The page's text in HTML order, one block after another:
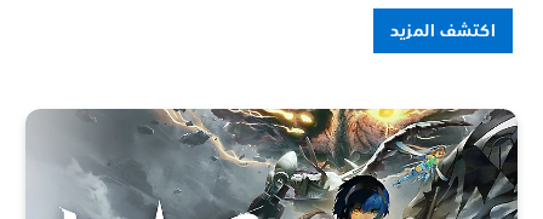
اكتشف المزيد